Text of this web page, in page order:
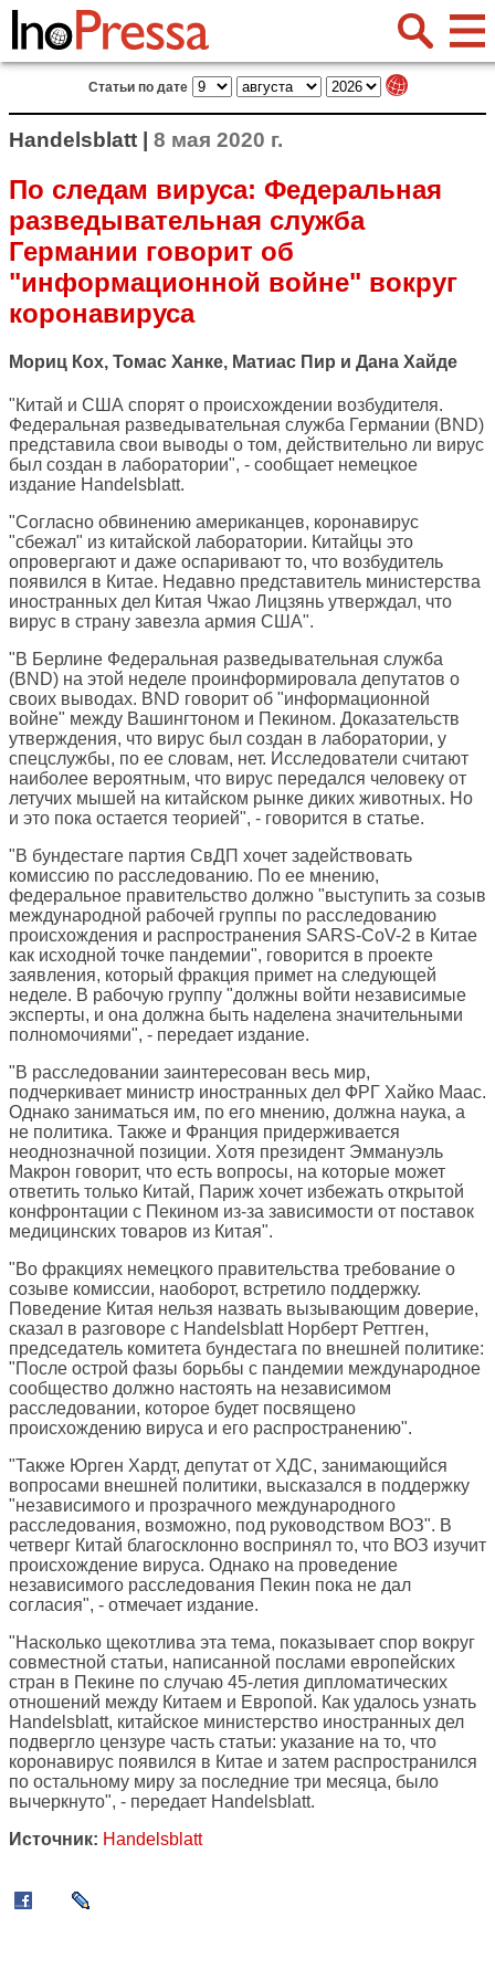
Статьи по дате
Handelsblatt | 8 мая 2020 г.
По следам вируса: Федеральная
разведывательная служба
Германии говорит об
"информационной войне" вокруг
коронавируса
Мориц Кох, Томас Ханке, Матиас Пир и Дана Хайде
"Китай и США спорят о происхождении возбудителя.
Федеральная разведывательная служба Германии (BND)
представила свои выводы о том, действительно ли вирус
был создан в лаборатории", - сообщает немецкое
издание Handelsblatt.
"Согласно обвинению американцев, коронавирус
"сбежал" из китайской лаборатории. Китайцы это
опровергают и даже оспаривают то, что возбудитель
появился в Китае. Недавно представитель министерства
иностранных дел Китая Чжао Лицзянь утверждал, что
вирус в страну завезла армия США".
"В Берлине Федеральная разведывательная служба
(BND) на этой неделе проинформировала депутатов о
своих выводах. BND говорит об "информационной
войне" между Вашингтоном и Пекином. Доказательств
утверждения, что вирус был создан в лаборатории, у
спецслужбы, по ее словам, нет. Исследователи считают
наиболее вероятным, что вирус передался человеку от
летучих мышей на китайском рынке диких животных. Но
и это пока остается теорией", - говорится в статье.
"В бундестаге партия СвДП хочет задействовать
комиссию по расследованию. По ее мнению,
федеральное правительство должно "выступить за созыв
международной рабочей группы по расследованию
происхождения и распространения SARS-CoV-2 в Китае
как исходной точке пандемии", говорится в проекте
заявления, который фракция примет на следующей
неделе. В рабочую группу "должны войти независимые
эксперты, и она должна быть наделена значительными
полномочиями", - передает издание.
"В расследовании заинтересован весь мир,
подчеркивает министр иностранных дел ФРГ Хайко Маас.
Однако заниматься им, по его мнению, должна наука, а
не политика. Также и Франция придерживается
неоднозначной позиции. Хотя президент Эммануэль
Макрон говорит, что есть вопросы, на которые может
ответить только Китай, Париж хочет избежать открытой
конфронтации с Пекином из-за зависимости от поставок
медицинских товаров из Китая".
"Во фракциях немецкого правительства требование о
созыве комиссии, наоборот, встретило поддержку.
Поведение Китая нельзя назвать вызывающим доверие,
сказал в разговоре с Handelsblatt Норберт Реттген,
председатель комитета бундестага по внешней политике:
"После острой фазы борьбы с пандемии международное
сообщество должно настоять на независимом
расследовании, которое будет посвящено
происхождению вируса и его распространению".
"Также Юрген Хардт, депутат от ХДС, занимающийся
вопросами внешней политики, высказался в поддержку
"независимого и прозрачного международного
расследования, возможно, под руководством ВОЗ". В
четверг Китай благосклонно воспринял то, что ВОЗ изучит
происхождение вируса. Однако на проведение
независимого расследования Пекин пока не дал
согласия", - отмечает издание.
"Насколько щекотлива эта тема, показывает спор вокруг
совместной статьи, написанной послами европейских
стран в Пекине по случаю 45-летия дипломатических
отношений между Китаем и Европой. Как удалось узнать
Handelsblatt, китайское министерство иностранных дел
подвергло цензуре часть статьи: указание на то, что
коронавирус появился в Китае и затем распространился
по остальному миру за последние три месяца, было
вычеркнуто", - передает Handelsblatt.
Источник: Handelsblatt